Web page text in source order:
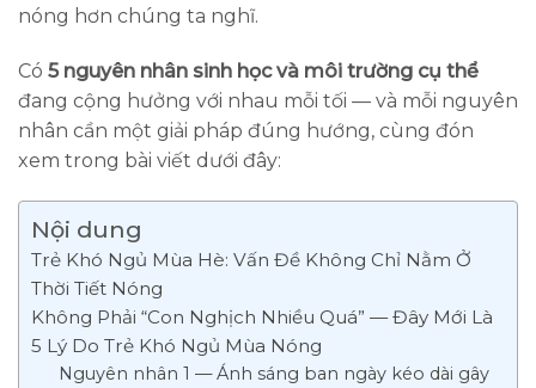
nóng hơn chúng ta nghĩ.
Có 5 nguyên nhân sinh học và môi trường cụ thể
đang cộng hưởng với nhau mỗi tối — và mỗi nguyên
nhân cần một giải pháp đúng hướng, cùng đón
xem trong bài viết dưới đây:
Nội dung
Trẻ Khó Ngủ Mùa Hè: Vấn Đề Không Chỉ Nằm Ở
Thời Tiết Nóng
Không Phải “Con Nghịch Nhiều Quá” — Đây Mới Là
5 Lý Do Trẻ Khó Ngủ Mùa Nóng
Nguyên nhân 1 — Ánh sáng ban ngày kéo dài gây